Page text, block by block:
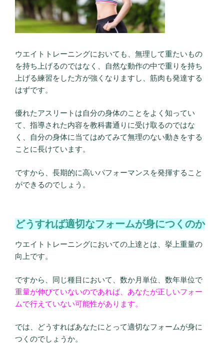
ウエイトトレーニングにおいても、無理して重たいもの
を持ち上げるのではなく、自然な動作の中で重りを持ち
上げる練習をした方が強くなりますし、筋肉も発達する
はずです。
優れたアスリートは自分の身体のことをよく知ってい
て、指導された内容を教科書通りに受け取るのではな
く、自分の身体に当てはめてみて無理のない動きをする
ことに長けています。
ですから、長期的に高いパフォーマンスを発揮すること
ができるのでしょう。
どうすれば適切なフォームが身につくのか
ウエイトトレーニングにおいての上達とは、挙上重量の
向上です。
ですから、同じ種目において、数か月単位、数年単位で
重量が伸びていないのであれば、あなたが正しいフォー
ムで行えていない可能性があります。
では、どうすればあなたにとって適切なフォームが身に
つくのでしょうか。